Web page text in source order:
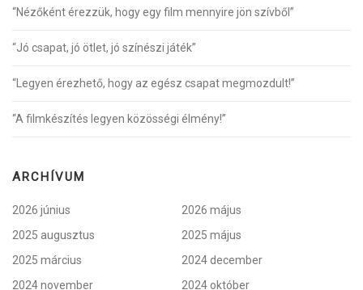
“Nézőként érezzük, hogy egy film mennyire jön szívből”
“Jó csapat, jó ötlet, jó színészi játék”
“Legyen érezhető, hogy az egész csapat megmozdult!”
“A filmkészítés legyen közösségi élmény!”
ARCHÍVUM
2026 június
2026 május
2025 augusztus
2025 május
2025 március
2024 december
2024 november
2024 október